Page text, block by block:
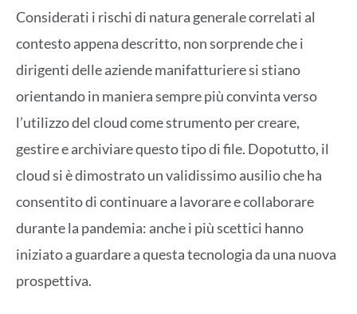
Considerati i rischi di natura generale correlati al
contesto appena descritto, non sorprende che i
dirigenti delle aziende manifatturiere si stiano
orientando in maniera sempre più convinta verso
l’utilizzo del cloud come strumento per creare,
gestire e archiviare questo tipo di file. Dopotutto, il
cloud si è dimostrato un validissimo ausilio che ha
consentito di continuare a lavorare e collaborare
durante la pandemia: anche i più scettici hanno
iniziato a guardare a questa tecnologia da una nuova
prospettiva.